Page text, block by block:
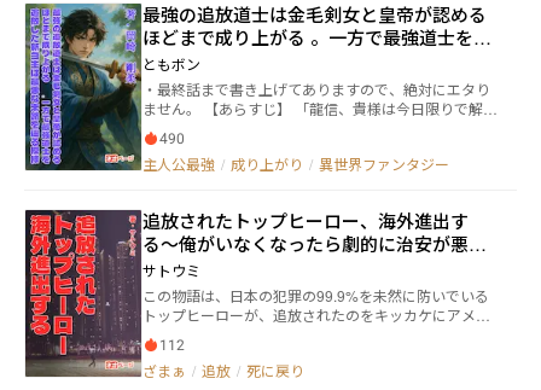
恐怖と興奮は頂点に達する。 そんな中、異世界ハルヴ
ァスから現れた黒猫の獣人「サヤカ」が参戦。鋭い爪
と狡猾な知恵を武器に、彼女は血と裏切りに塗れた戦
場へ飛び込む。この過酷なデスゲームに、新たな嵐が
巻き起こる――！ 生きるか、死ぬか。全ては戦いの果てに
決まる。息をのむバトルロワイアルが、今、幕を開け
る！
最強の追放道士は金毛剣女と皇帝が認める
ほどまで成り上がる 。一方で最強道士を追
放した新当主は最悪な末路を辿る模様
ともボン
・最終話まで書き上げてありますので、絶対にエタり
ません。 【あらすじ】 「龍信、貴様は今日限りで解雇
だ。この屋敷から出ていけ」 孫龍信（そん・りゅう
しん）にそう告げたのは、先代当主の弟の孫笑山（そ
ん・しょうざん）だった。 数年前に先代当主とその
かかわらず、大富豪の孫家の屋敷に食客として迎え入
れられていた。 それは人柄だけでなく、常人をはる
かに超える武術の腕前ゆえにであった。 ところが先
代当主とその息子が事故で亡くなったことにより、龍
信はこの屋敷に置いておく理由は無いと新たに当主と
なった笑山に追放されてしまう。 その後、野良道士
となった龍信は異国からきた金毛剣女ことアリシアと
この華秦国へとやってきたアリシア。 そんなアリシ
490
主人公最強 / 成り上がり / 異世界ファンタジー
追放されたトップヒーロー、海外進出す
る〜俺がいなくなったら劇的に治安が悪化
するけど日本の皆さん大丈夫？〜
サトウミ
この物語は、日本の犯罪の99.9%を未然に防いでいる
トップヒーローが、追放されたのをキッカケにアメリ
カで一からヒーローとしてやり直す物語である。 人々
が『異能』と呼ばれる特殊能力が使える世界。 世界各
国では、異能を使って世界の平和を守る『ヒーロー』
112
ざまぁ / 追放 / 死に戻り